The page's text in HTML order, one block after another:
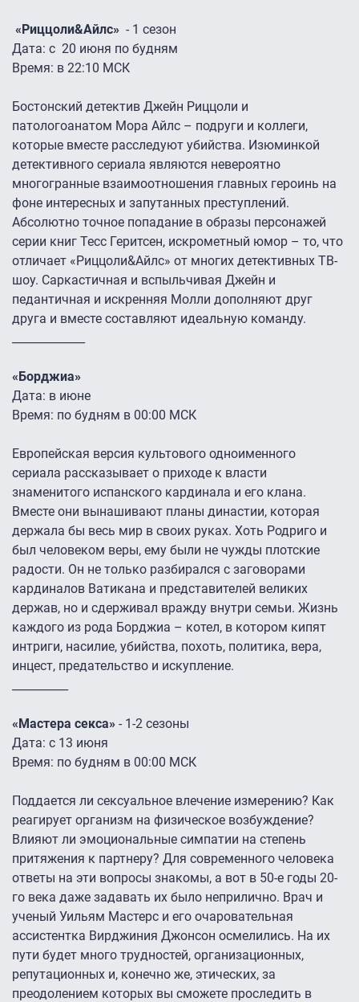
«Риццоли&Айлс» - 1 сезон
Дата: с 20 июня по будням
Время: в 22:10 МСК
Бостонский детектив Джейн Риццоли и
патологоанатом Мора Айлс – подруги и коллеги,
которые вместе расследуют убийства. Изюминкой
детективного сериала являются невероятно
многогранные взаимоотношения главных героинь на
фоне интересных и запутанных преступлений.
Абсолютно точное попадание в образы персонажей
серии книг Тесс Геритсен, искрометный юмор – то, что
отличает «Риццоли&Айлс» от многих детективных ТВ-
шоу. Саркастичная и вспыльчивая Джейн и
педантичная и искренняя Молли дополняют друг
друга и вместе составляют идеальную команду.
«Борджиа»
Дата: в июне
Время: по будням в 00:00 МСК
Европейская версия культового одноименного
сериала рассказывает о приходе к власти
знаменитого испанского кардинала и его клана.
Вместе они вынашивают планы династии, которая
держала бы весь мир в своих руках. Хоть Родриго и
был человеком веры, ему были не чужды плотские
радости. Он не только разбирался с заговорами
кардиналов Ватикана и представителей великих
держав, но и сдерживал вражду внутри семьи. Жизнь
каждого из рода Борджиа – котел, в котором кипят
интриги, насилие, убийства, похоть, политика, вера,
инцест, предательство и искупление.
«Мастера секса» - 1-2 сезоны
Дата: с 13 июня
Время: по будням в 00:00 МСК
Поддается ли сексуальное влечение измерению? Как
реагирует организм на физическое возбуждение?
Влияют ли эмоциональные симпатии на степень
притяжения к партнеру? Для современного человека
ответы на эти вопросы знакомы, а вот в 50-е годы 20-
го века даже задавать их было неприлично. Врач и
ученый Уильям Мастерс и его очаровательная
ассистентка Вирджиния Джонсон осмелились. На их
пути будет много трудностей, организационных,
репутационных и, конечно же, этических, за
преодолением которых вы сможете проследить в